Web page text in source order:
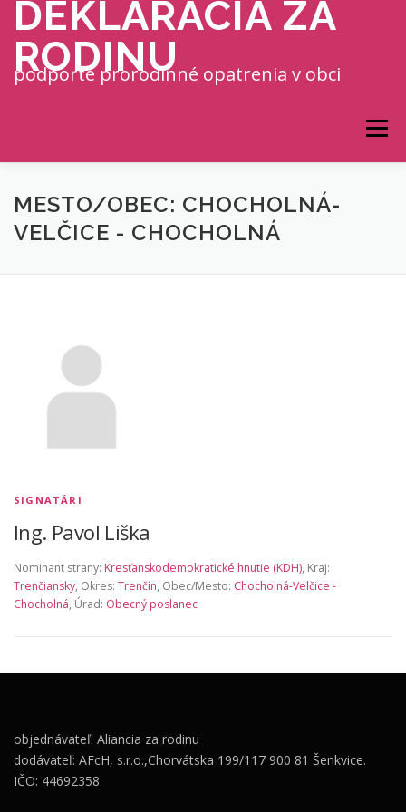
Prejsť na obsah
DEKLARÁCIA ZA
RODINU
podporte prorodinné opatrenia v obci
Menu
MESTO/OBEC: CHOCHOLNÁ-
VELČICE - CHOCHOLNÁ
SIGNATÁRI
Ing. Pavol Liška
Nominant strany: Kresťanskodemokratické hnutie (KDH), Kraj:
Trenčiansky, Okres: Trenčín, Obec/Mesto: Chocholná-Velčice -
Chocholná, Úrad: Obecný poslanec
objednávateľ: Aliancia za rodinu
dodávateľ: AFcH, s.r.o.,Chorvátska 199/117 900 81 Šenkvice.
IČO: 44692358